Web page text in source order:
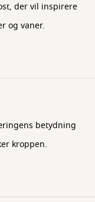
der vil inspirere
og vaner.
betydning
kroppen.